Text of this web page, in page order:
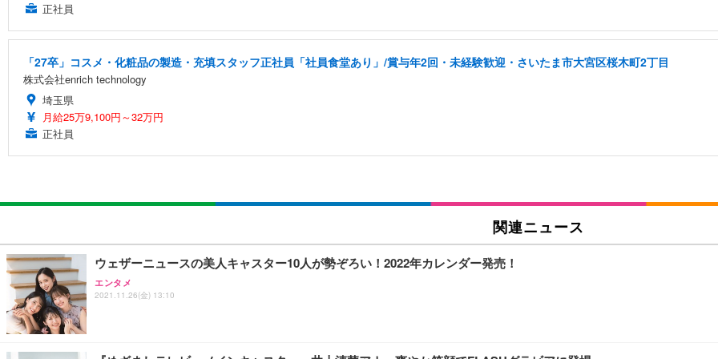
正社員
「27卒」コスメ・化粧品の製造・充填スタッフ正社員「社員食堂あり」/賞与年2回・未経験歓迎・さいたま市大宮区桜木町2丁目
株式会社enrich technology
埼玉県
月給25万9,100円～32万円
正社員
関連ニュース
ウェザーニュースの美人キャスター10人が勢ぞろい！2022年カレンダー発売！
エンタメ
2021.11.26(金) 13:10